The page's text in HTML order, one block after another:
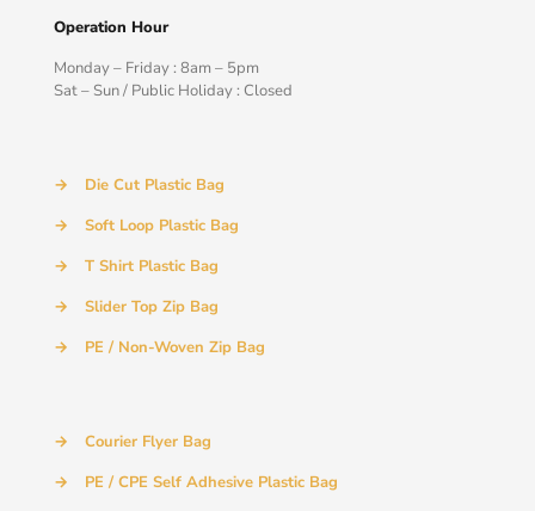
Operation Hour
Monday – Friday : 8am – 5pm
Sat – Sun / Public Holiday : Closed
→
Die Cut Plastic Bag
→
Soft Loop Plastic Bag
→
T Shirt Plastic Bag
→
Slider Top Zip Bag
→
PE / Non-Woven Zip Bag
→
Courier Flyer Bag
→
PE / CPE Self Adhesive Plastic Bag